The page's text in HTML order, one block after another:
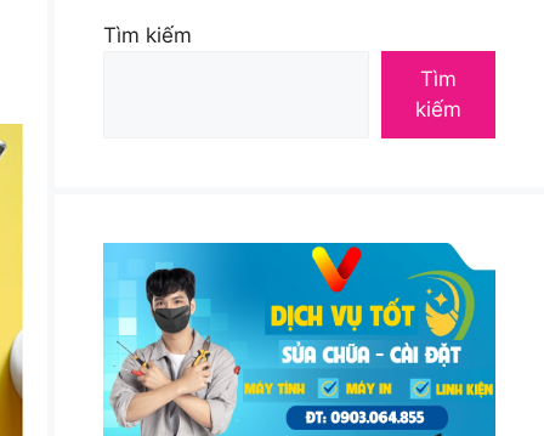
Tìm kiếm
Tìm
kiếm